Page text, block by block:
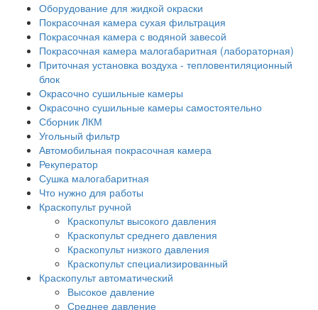
Оборудование для жидкой окраски
Покрасочная камера сухая фильтрация
Покрасочная камера с водяной завесой
Покрасочная камера малогабаритная (лабораторная)
Приточная установка воздуха - тепловентиляционный
блок
Окрасочно сушильные камеры
Окрасочно сушильные камеры самостоятельно
Сборник ЛКМ
Угольный фильтр
Автомобильная покрасочная камера
Рекуператор
Сушка малогабаритная
Что нужно для работы
Краскопульт ручной
Краскопульт высокого давления
Краскопульт среднего давления
Краскопульт низкого давления
Краскопульт специализированный
Краскопульт автоматический
Высокое давление
Среднее давление